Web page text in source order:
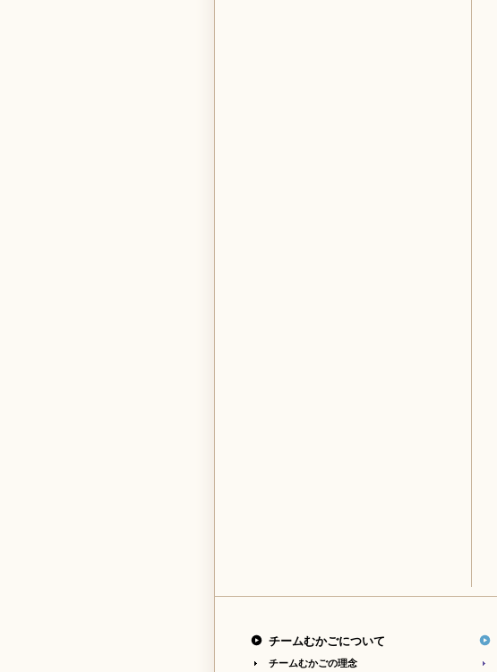
チームむかごについて
チームむかごの理念